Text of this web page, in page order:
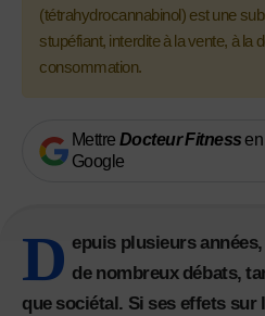
(tétrahydrocannabinol) est une
stupéfiant, interdite à la vente, à la
consommation.
Mettre Docteur Fitness
Google
D epuis plusieurs
de nombreux débats,
que sociétal. Si ses effets sur